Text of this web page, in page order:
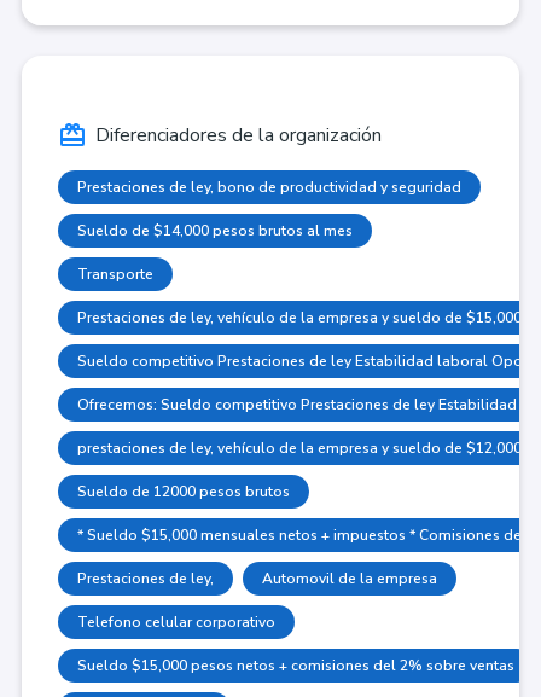
Diferenciadores de la organización
Prestaciones de ley, bono de productividad y seguridad
Sueldo de $14,000 pesos brutos al mes
Transporte
Prestaciones de ley, vehículo de la empresa y sueldo de $15,000
Sueldo competitivo Prestaciones de ley Estabilidad laboral
Ofrecemos: Sueldo competitivo Prestaciones de ley Estabilidad
prestaciones de ley, vehículo de la empresa y sueldo de $12,000
Sueldo de 12000 pesos brutos
* Sueldo $15,000 mensuales netos + impuestos * Comisiones
Prestaciones de ley, Automovil de la empresa
Telefono celular corporativo
Sueldo $15,000 pesos netos + comisiones del 2% sobre ventas